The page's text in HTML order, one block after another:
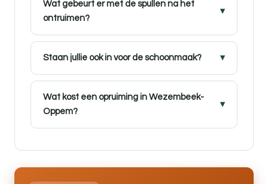
Wat gebeurt er met de spullen na het
ontruimen?
Staan jullie ook in voor de schoonmaak?
Wat kost een opruiming in Wezembeek-
Oppem?